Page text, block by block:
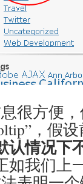
很方便
，假
认情况下
如我们上